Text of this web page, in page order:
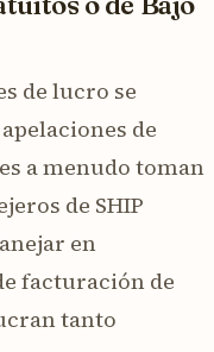
de lucro se
de
a menudo toman
de SHIP
en
facturación de
tanto